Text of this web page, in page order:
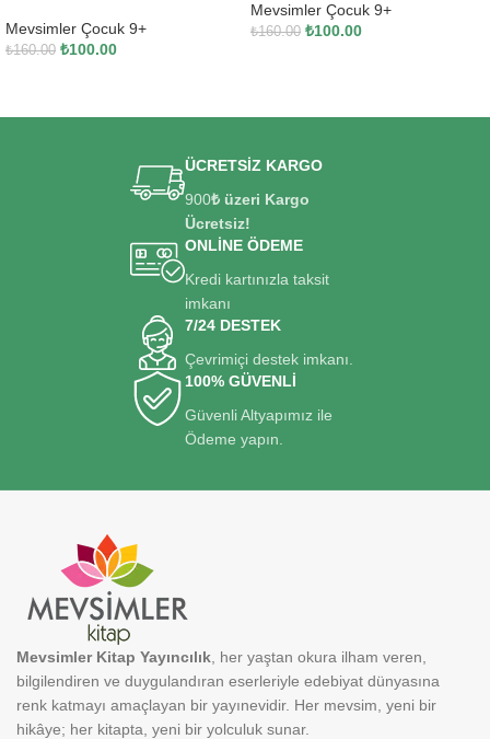
Mevsimler Çocuk 9+
₺160.00 ₺100.00
Mevsimler Çocuk 9+
₺160.00 ₺100.00
ÜCRETSİZ KARGO
900₺ üzeri Kargo
Ücretsiz!
ONLİNE ÖDEME
Kredi kartınızla taksit
imkanı
7/24 DESTEK
Çevrimiçi destek imkanı.
100% GÜVENLİ
Güvenli Altyapımız ile
Ödeme yapın.
Mevsimler Kitap Yayıncılık, her yaştan okura ilham veren,
bilgilendiren ve duygulandıran eserleriyle edebiyat dünyasına
renk katmayı amaçlayan bir yayınevidir. Her mevsim, yeni bir
hikâye; her kitapta, yeni bir yolculuk sunar.